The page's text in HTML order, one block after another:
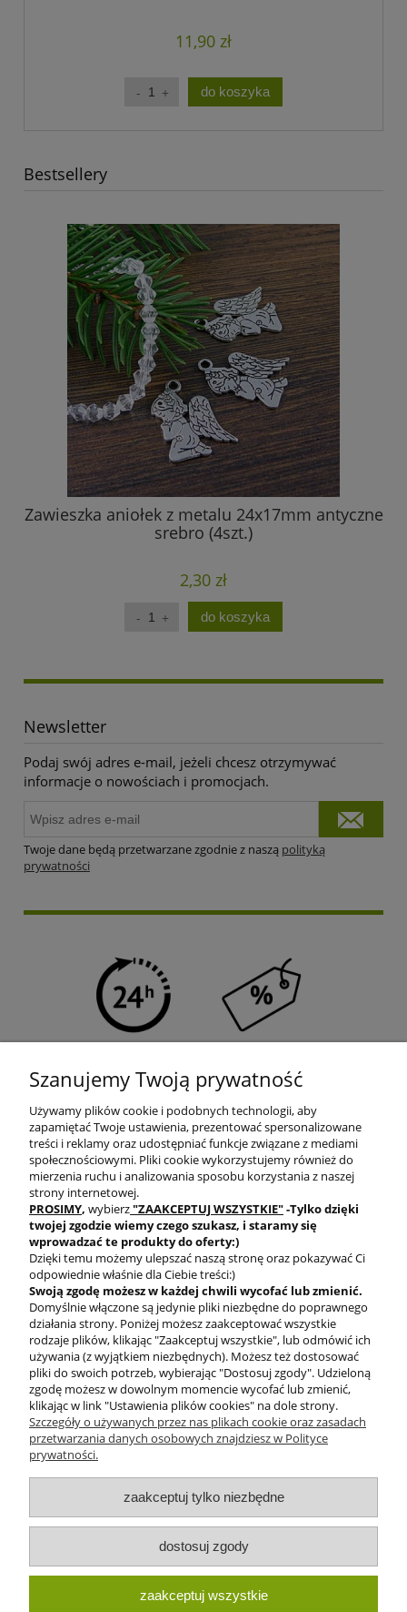
11,90 zł
do koszyka
Bestsellery
Zawieszka aniołek z metalu 24x17mm antyczne
srebro (4szt.)
2,30 zł
do koszyka
Newsletter
Podaj swój adres e-mail, jeżeli chcesz otrzymywać
informacje o nowościach i promocjach.
Twoje dane będą przetwarzane zgodnie z naszą polityką
prywatności
DARMOWA DOSTAWA PRODUKTY OD RĘKI
BEZPIECZNE
PŁATNOŚCI
O nas
Obsługa klienta
Pomoc
Szanujemy Twoją prywatność
Używamy plików cookie i podobnych technologii, aby
zapamiętać Twoje ustawienia, prezentować spersonalizowane
treści i reklamy oraz udostępniać funkcje związane z mediami
społecznościowymi. Pliki cookie wykorzystujemy również do
mierzenia ruchu i analizowania sposobu korzystania z naszej
strony internetowej.
PROSIMY, wybierz"ZAAKCEPTUJ WSZYSTKIE"-Tylko dzięki
twojej zgodziewiemy czego szukasz, i staramy się
wprowadzać te produkty do oferty:)
Dzięki temu możemy ulepszać naszą stronę oraz pokazywać Ci
odpowiednie właśnie dla Ciebie treści:)
Swoją zgodę możesz w każdej chwili wycofać lub zmienić.
Domyślnie włączone są jedynie pliki niezbędne do poprawnego
działania strony. Poniżej możesz zaakceptować wszystkie
rodzaje plików, klikając "Zaakceptuj wszystkie", lub odmówić ich
używania (z wyjątkiem niezbędnych). Możesz też dostosować
pliki do swoich potrzeb, wybierając "Dostosuj zgody". Udzieloną
zgodę możesz w dowolnym momencie wycofać lub zmienić,
klikając w link "Ustawienia plików cookies" na dole strony.
Szczegóły o używanych przez nas plikach cookie oraz zasadach
przetwarzania danych osobowych znajdziesz w Polityce
prywatności.
zaakceptuj tylko niezbędne
dostosuj zgody
zaakceptuj wszystkie